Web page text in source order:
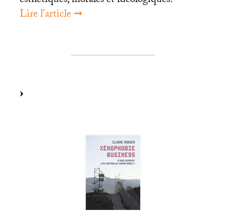
Lire l’article ➞